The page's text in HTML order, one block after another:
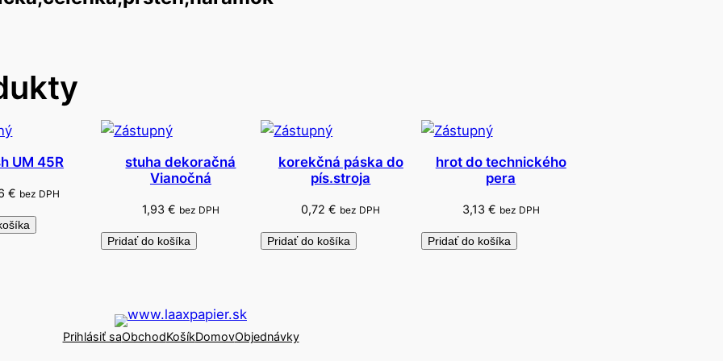
l
n
p
UM 45R
€ bez DPH
stuha dekoračná
Vianočná
1,93 € bez DPH
Pridať do košíka
korekčná páska do
pís.stroja
0,72€ bez DPH
Pridať do košíka
hrot do technického
pera
3,13 € bez DPH
Pridať do košíka
Prihlásiť saObchodKošíkDomovObjednávky